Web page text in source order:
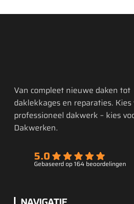
Van compleet nieuwe daken tot
daklekkages en reparaties. Kies
professioneel dakwerk – kies
Dakwerken.
5.0
Gebaseerd op 164 beoordelingen